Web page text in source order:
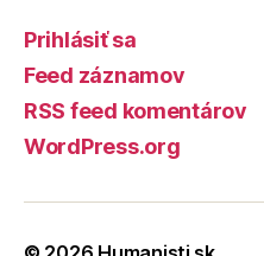
Prihlásiť sa
Feed záznamov
RSS feed komentárov
WordPress.org